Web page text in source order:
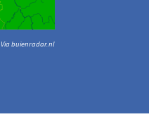
Via buienradar.nl